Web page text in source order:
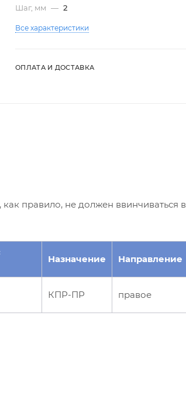
Шаг, мм — 2
Все характеристики
ОПЛАТА И ДОСТАВКА
правило, не должен ввинчиваться в
Назначение Направление
КПР-ПР правое